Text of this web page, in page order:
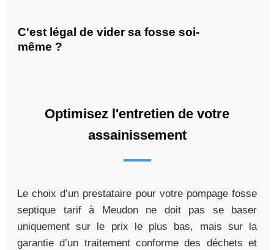
C'est légal de vider sa fosse soi-
même ?
Optimisez l'entretien de votre
assainissement
Le choix d’un prestataire pour votre pompage fosse
septique tarif à Meudon ne doit pas se baser
uniquement sur le prix le plus bas, mais sur la
garantie d’un traitement conforme des déchets et